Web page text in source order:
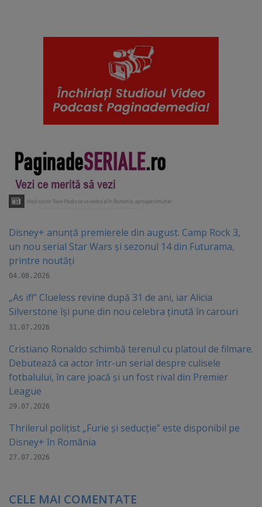
Disney+ anunță premierele din august. Camp Rock 3,
un nou serial Star Wars și sezonul 14 din Futurama,
printre noutăți
04.08.2026
„As if!” Clueless revine după 31 de ani, iar Alicia
Silverstone își pune din nou celebra ținută în carouri
31.07.2026
Cristiano Ronaldo schimbă terenul cu platoul de filmare.
Debutează ca actor într-un serial despre culisele
fotbalului, în care joacă şi un fost rival din Premier
League
29.07.2026
Thrilerul polițist „Furie și seducție” este disponibil pe
Disney+ în România
27.07.2026
CELE MAI COMENTATE